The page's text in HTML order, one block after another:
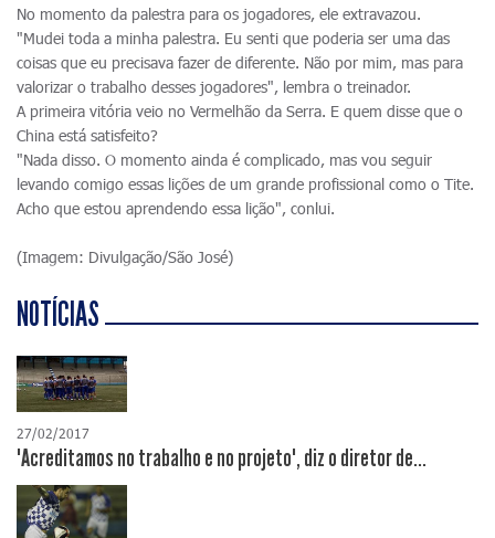
No momento da palestra para os jogadores, ele extravazou.
"Mudei toda a minha palestra. Eu senti que poderia ser uma das
coisas que eu precisava fazer de diferente. Não por mim, mas para
valorizar o trabalho desses jogadores", lembra o treinador.
A primeira vitória veio no Vermelhão da Serra. E quem disse que o
China está satisfeito?
"Nada disso. O momento ainda é complicado, mas vou seguir
levando comigo essas lições de um grande profissional como o Tite.
Acho que estou aprendendo essa lição", conlui.
(Imagem: Divulgação/São José)
NOTÍCIAS
27/02/2017
"Acreditamos no trabalho e no projeto", diz o diretor de...